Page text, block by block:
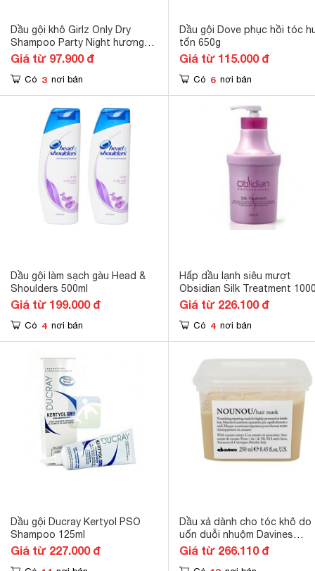
Dầu gội khô Girlz Only Dry
Shampoo Party Night hương
trái cây (200ml)
Giá từ 97.900 đ
Có 3 nơi bán
Dầu gội Dove phục hồi tóc
tổn 650g
Giá từ 115.000 đ
Có 6 nơi bán
Dầu gội làm sạch gàu Head &
Shoulders 500ml
Giá từ 199.000 đ
Có 4 nơi bán
Hấp dầu lạnh siêu mượt
Obsidian Silk Treatment
Giá từ 226.100 đ
Có 4 nơi bán
Dầu gội Ducray Kertyol PSO
Shampoo 125ml
Giá từ 227.000 đ
Dầu xả dành cho tóc khô do
uốn duỗi nhuộm Davines
Nounou - 250ml
Giá từ 266.110 đ